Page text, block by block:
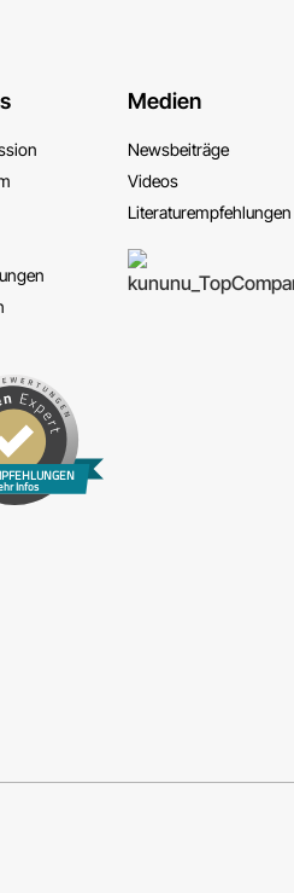
Infos
Medien
News­beiträge
Videos
Literatur­empfehlungen